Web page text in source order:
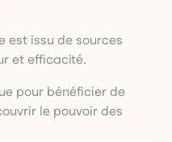
est issu de sources
et efficacité.
pour bénéficier de
le pouvoir des